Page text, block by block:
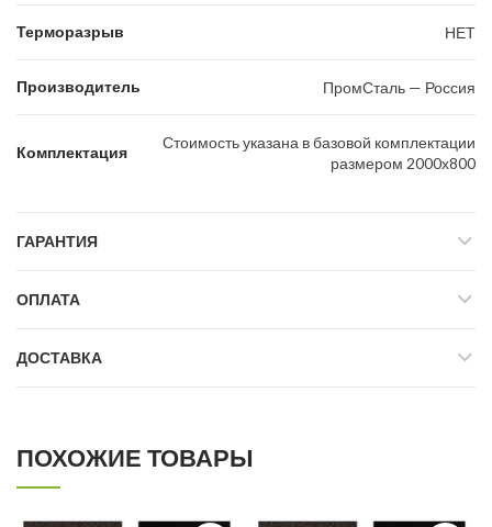
Терморазрыв НЕТ
Производитель ПромСталь — Россия
Комплектация
Стоимость указана в базовой комплектации
размером 2000х800
ГАРАНТИЯ
ОПЛАТА
ДОСТАВКА
ПОХОЖИЕ ТОВАРЫ